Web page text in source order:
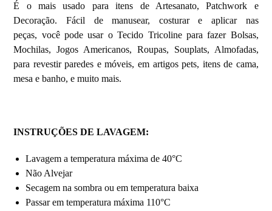
É o mais usado para itens de Artesanato, Patchwork e
Decoração. Fácil de manusear, costurar e aplicar nas
peças, você pode usar o Tecido Tricoline para fazer Bolsas,
Mochilas, Jogos Americanos, Roupas, Souplats, Almofadas,
para revestir paredes e móveis, em artigos pets, itens de cama,
mesa e banho, e muito mais.
INSTRUÇÕES DE LAVAGEM:
Lavagem a temperatura máxima de 40°C
Não Alvejar
Secagem na sombra ou em temperatura baixa
Passar em temperatura máxima 110°C